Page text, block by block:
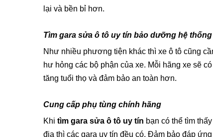
lại và bền bỉ hơn.
Tìm gara sửa ô tô uy tín bảo dưỡng hệ
Như nhiều phương tiện khác thì xe ô tô cũng
hư hỏng các bộ phận của xe. Mỗi hãng xe sẽ
tăng tuổi thọ và đảm bảo an toàn hơn.
Cung cấp phụ tùng chính hãng
Khi tìm gara sửa ô tô uy tín bạn có thể tìm
địa thì các gara uy tín đều có. Đảm bảo đáp